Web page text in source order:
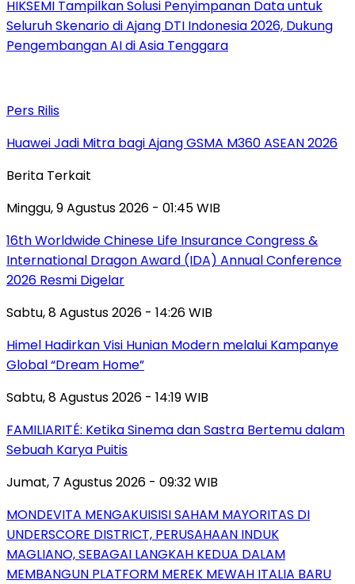
HIKSEMI Tampilkan Solusi Penyimpanan Data untuk
Seluruh Skenario di Ajang DTI Indonesia 2026, Dukung
Pengembangan AI di Asia Tenggara
Pers Rilis
Huawei Jadi Mitra bagi Ajang GSMA M360 ASEAN 2026
Berita Terkait
Minggu, 9 Agustus 2026 - 01:45 WIB
16th Worldwide Chinese Life Insurance Congress &
International Dragon Award (IDA) Annual Conference
2026 Resmi Digelar
Sabtu, 8 Agustus 2026 - 14:26 WIB
Himel Hadirkan Visi Hunian Modern melalui Kampanye
Global “Dream Home”
Sabtu, 8 Agustus 2026 - 14:19 WIB
FAMILIARITÉ: Ketika Sinema dan Sastra Bertemu dalam
Sebuah Karya Puitis
Jumat, 7 Agustus 2026 - 09:32 WIB
MONDEVITA MENGAKUISISI SAHAM MAYORITAS DI
UNDERSCORE DISTRICT, PERUSAHAAN INDUK
MAGLIANO, SEBAGAI LANGKAH KEDUA DALAM
MEMBANGUN PLATFORM MEREK MEWAH ITALIA BARU